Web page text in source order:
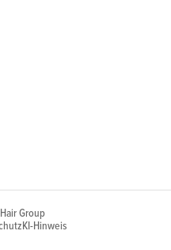
Group
KI-Hinweis